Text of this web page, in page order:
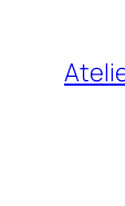
contenu